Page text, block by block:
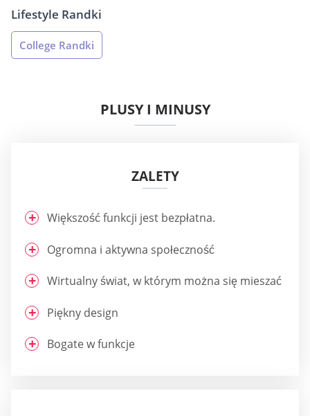
Lifestyle Randki
College Randki
PLUSY I MINUSY
ZALETY
Większość funkcji jest bezpłatna.
Ogromna i aktywna społeczność
Wirtualny świat, w którym można się mieszać
Piękny design
Bogate w funkcje